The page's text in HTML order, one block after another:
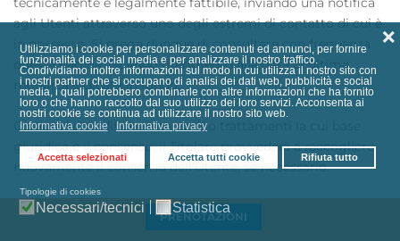
Utilizziamo i cookie per personalizzare contenuti ed annunci, per fornire
funzionalità dei social media e per analizzare il nostro traffico.
Condividiamo inoltre informazioni sul modo in cui utilizza il nostro sito con
i nostri partner che si occupano di analisi dei dati web, pubblicità e social
media, i quali potrebbero combinarle con altre informazioni che ha fornito
loro o che hanno raccolto dal suo utilizzo dei loro servizi. Acconsenta ai
nostri cookie se continua ad utilizzare il nostro sito web.
Informativa cookie
Informativa privacy
Accetta selezionati Accetta tutti cookie Rifiuta tutto
❌
Tipologie di cookies
Necessari/tecnici Statistica
agli Utenti attraverso uno degli estremi di contatto di cui è
in possesso. Si prega dunque di consultare con frequenza
questa pagina, facendo riferimento alla data di ultima
modifica indicata in fondo.
Qualora le modifiche interessino trattamenti la cui base
giuridica è il consenso, il Titolare provvederà a raccogliere
nuovamente il consenso dell’Utente, se necessario.
Definizioni e riferimenti legali
PRENOTAZIONI